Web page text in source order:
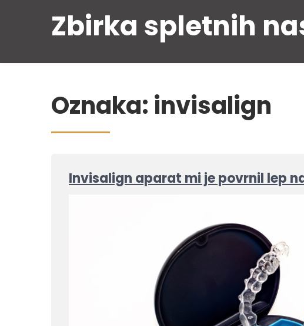
Zbirka spletnih
Oznaka: invisalign
Invisalign aparat mi je povrnil lep